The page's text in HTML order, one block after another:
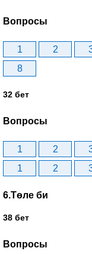
Вопросы
1 2
8
32 бет
Вопросы
1 2
1
2
6.Төле би
38 бет
Вопросы